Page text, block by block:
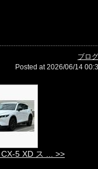
ブロ
Posted at 2026/06/14
5 XD ス ... >>